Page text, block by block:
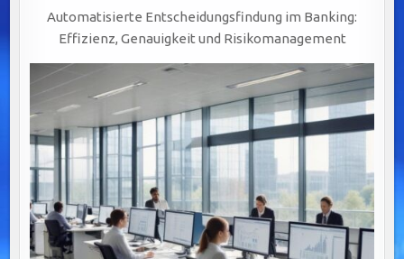
Automatisierte Entscheidungsfindung im Banking:
Effizienz, Genauigkeit und Risikomanagement